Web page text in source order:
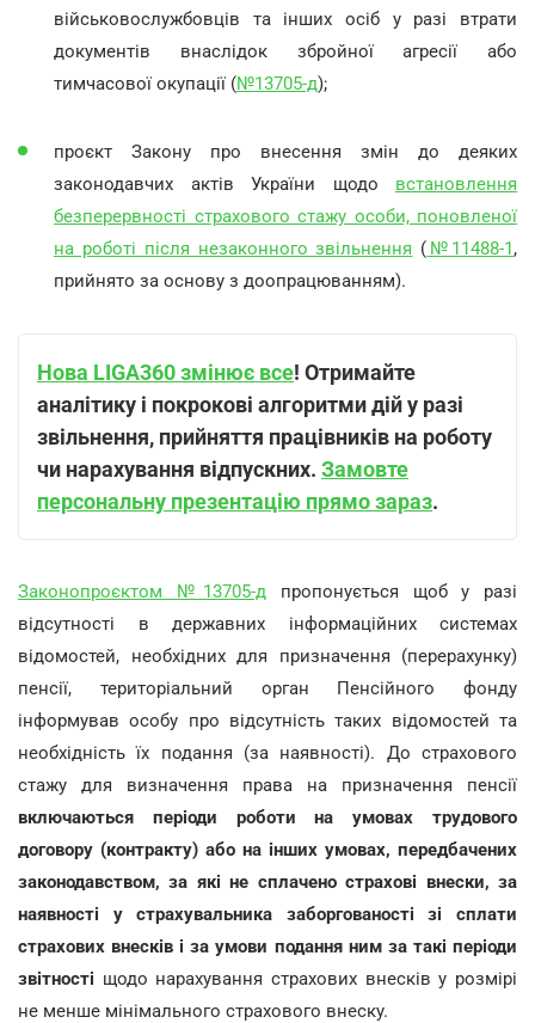
військовослужбовців та інших осіб у разі втрати
документів внаслідок збройної агресії або
тимчасової окупації (№13705-д);
проєкт Закону про внесення змін до деяких
законодавчих актів України щодо встановлення
безперервності страхового стажу особи, поновленої
на роботі після незаконного звільнення ( №11488-1,
прийнято за основу з доопрацюванням).
Нова LIGA360 змінює все! Отримайте
аналітику і покрокові алгоритми дій у разі
звільнення, прийняття працівників на роботу
чи нарахування відпускних. Замовте
персональну презентацію прямо зараз.
Законопроєктом №13705-д пропонується щоб у разі
відсутності в державних інформаційних системах
відомостей, необхідних для призначення (перерахунку)
пенсії, територіальний орган Пенсійного фонду
інформував особу про відсутність таких відомостей та
необхідність їх подання (за наявності). До страхового
стажу для визначення права на призначення пенсії
включаються періоди роботи на умовах трудового
договору (контракту) або на інших умовах, передбачених
законодавством, за які не сплачено страхові внески, за
наявності у страхувальника заборгованості зі сплати
страхових внесків і за умови подання ним за такі періоди
звітності щодо нарахування страхових внесків у розмірі
не менше мінімального страхового внеску.